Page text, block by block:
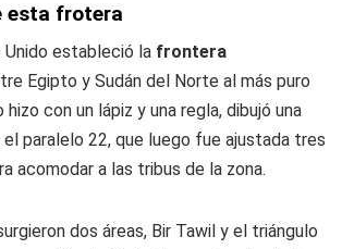
esta frotera
Unido estableció la frontera
Egipto y Sudán del Norte al más puro
con un lápiz y una regla, dibujó una
paralelo 22, que luego fue ajustada tres
acomodar a las tribus de la zona.
dos áreas, Bir Tawil y el triángulo